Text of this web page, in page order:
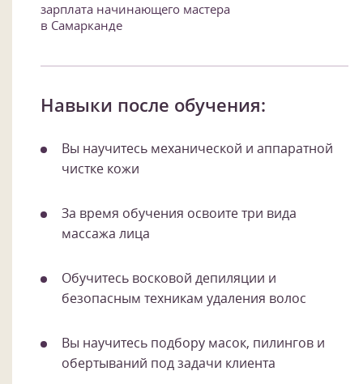
зарплата начинающего мастера
в Самарканде
Навыки после обучения:
Вы научитесь механической и аппаратной
чистке кожи
За время обучения освоите три вида
массажа лица
Обучитесь восковой депиляции и
безопасным техникам удаления волос
Вы научитесь подбору масок, пилингов и
обертываний под задачи клиента